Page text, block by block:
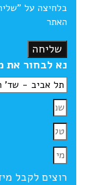
בלחיצה על
האתר
שליחה
נא לבחור את
רוצים לקבל מידע